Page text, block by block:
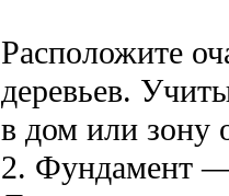
Расположите
деревьев.
в дом или зону
2. Фундамент —